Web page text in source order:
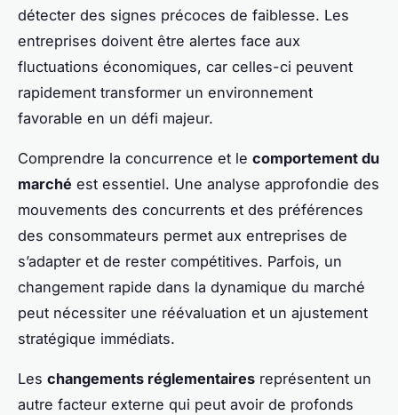
détecter des signes précoces de faiblesse. Les
entreprises doivent être alertes face aux
fluctuations économiques, car celles-ci peuvent
rapidement transformer un environnement
favorable en un défi majeur.
Comprendre la concurrence et le comportement du
marché est essentiel. Une analyse approfondie des
mouvements des concurrents et des préférences
des consommateurs permet aux entreprises de
s’adapter et de rester compétitives. Parfois, un
changement rapide dans la dynamique du marché
peut nécessiter une réévaluation et un ajustement
stratégique immédiats.
Les changements réglementaires représentent un
autre facteur externe qui peut avoir de profonds